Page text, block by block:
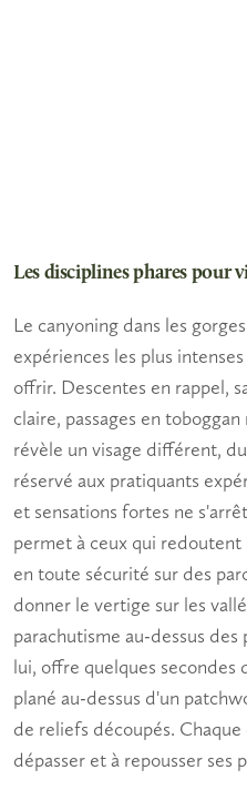
Les disciplines phares pour
Le canyoning dans les
expériences les plus
offrir. Descentes en rappel,
claire, passages en
révèle un visage différent,
réservé aux pratiquants
et sensations fortes ne
permet à ceux qui
en toute sécurité sur des
donner le vertige sur les
parachutisme au-dessus des
lui, offre quelques secondes
plané au-dessus d'un
de reliefs découpés.
dépasser et à repousser ses